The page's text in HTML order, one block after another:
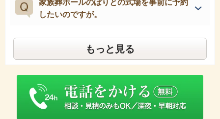
家族葬ホールのぼりとの式場を事前に予約
したいのですが。
もっと見る